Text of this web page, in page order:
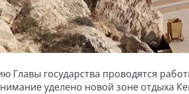
Главы государства проводятся
уделено новой зоне отдыха